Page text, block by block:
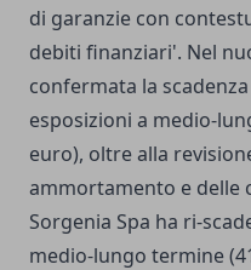
di garanzie con
debiti finanziari'. Nel
confermata la
esposizioni a medio-
euro), oltre alla
ammortamento e delle
Sorgenia Spa ha ri-
medio-lungo termine